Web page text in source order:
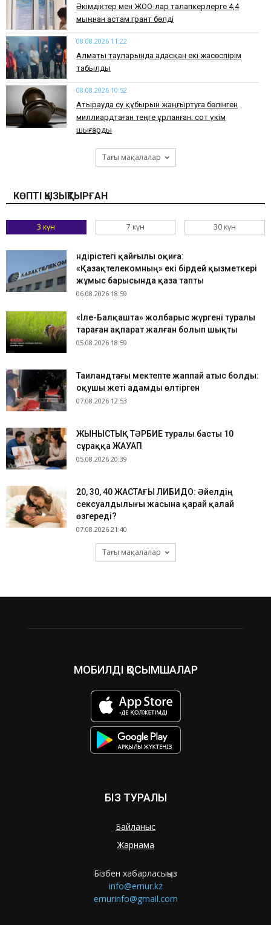
Әкімдіктер мен ЖОО-лар талапкерлерге 4,4
мыңнан астам грант бөлді
08.08.2026 11:22
Алматы тауларында адасқан екі жасөспірім
табылды
08.08.2026 10:52
Атырауда су құбырын жаңғыртуға бөлінген
миллиардтаған теңге ұрланған: сот үкім
шығарды
Тағы мақалалар
КӨПТІ ҚЫЗЫҚТЫРҒАН
3 күн 7 күн 30 күн
Өндірістегі қайғылы оқиға:
«Қазақтелекомның» екі бірдей қызметкері
жұмыс барысында қаза тапты
06.08.2026 18:59
«Іле-Балқашта» жолбарыс жүргені туралы
тараған ақпарат жалған болып шықты
05.08.2026 18:59
Таиландтағы мектепте жаппай атыс болды:
оқушы жеті адамды өлтірген
07.08.2026 12:53
ЖЫНЫСТЫҚ ТӘРБИЕ туралы басты 10
сұраққа ЖАУАП
05.08.2026 20:39
​20, 30, 40 ЖАСТАҒЫ ЛИБИДО: Әйелдің
сексуалдылығы жасына қарай қалай
өзгереді?
07.08.2026 21:40
Тағы мақалалар
МОБИЛДІ ҚОСЫМШАЛАР
БІЗ ТУРАЛЫ
Байланыс
Жарнама
Бізбен хабарласыңыз
info@ernur.kz
ernurinfo@gmail.com